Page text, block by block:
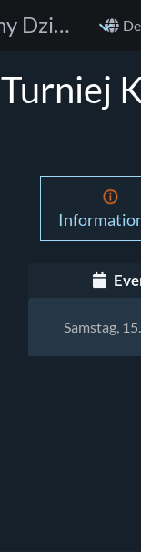
Turniej Kwalifikacyjny Dziecięcej Ligi Grapplingowej
Turniej
Samstag,